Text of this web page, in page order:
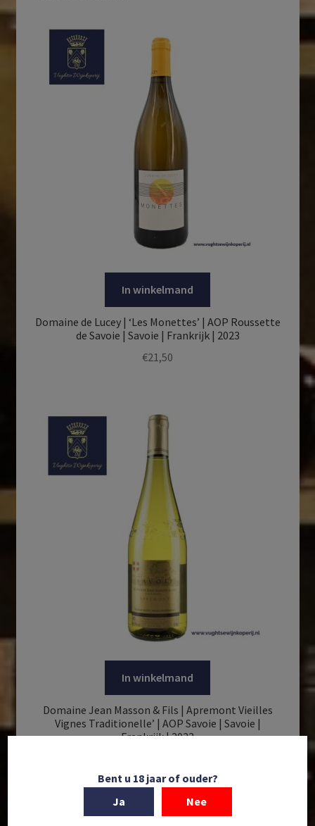
In winkelmand
Domaine de Lucey | ‘Les Monettes’ | AOP Roussette
de Savoie | Savoie | Frankrijk | 2023
€21,50
In winkelmand
Domaine Jean Masson & Fils | Apremont Vieilles
Vignes Traditionelle’ | AOP Savoie | Savoie |
Frankrijk | 2023
Bent u 18 jaar of ouder?
Ja
Nee